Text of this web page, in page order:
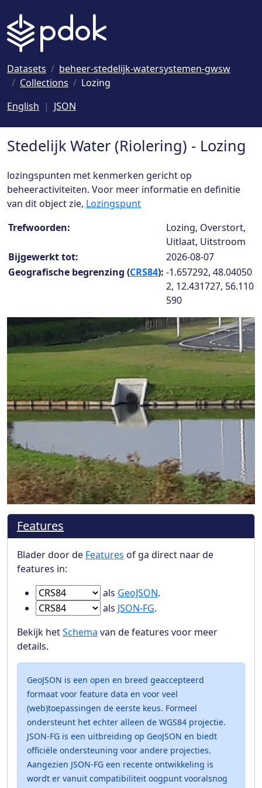
Datasets
beheer-stedelijk-watersystemen-gwsw
Collections
Lozing
English
JSON
Stedelijk Water (Riolering) - Lozing
lozingspunten met kenmerken gericht op
beheeractiviteiten. Voor meer informatie en definitie
van dit object zie, Lozingspunt
Collection details
Trefwoorden:
Lozing, Overstort,
Uitlaat, Uitstroom
Bijgewerkt tot:
2026-08-07
Geografische begrenzing (CRS84): -1.657292, 48.04050
2, 12.431727, 56.110
590
Features
Blader door de Features of ga direct naar de
features in:
Ga naar Features in
als GeoJSON.
Ga naar Features in
als JSON-FG.
Bekijk hetSchema van de features voor meer
details.
GeoJSON is een open en breed geaccepteerd
formaat voor feature data en voor veel
(web)toepassingen de eerste keus. Formeel
ondersteunt het echter alleen de WGS84 projectie.
JSON-FG is een uitbreiding op GeoJSON en biedt
officiële ondersteuning voor andere projecties.
Aangezien JSON-FG een recente ontwikkeling is
wordt er vanuit compatibiliteit oogpunt vooralsnog